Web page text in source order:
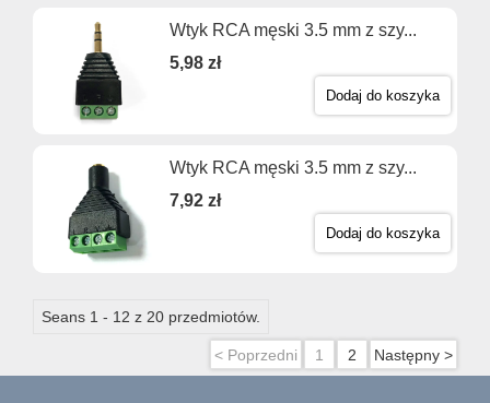
Wtyk RCA męski 3.5 mm z szy...
5,98 zł
Dodaj do koszyka
Wtyk RCA męski 3.5 mm z szy...
7,92 zł
Dodaj do koszyka
Seans 1 - 12 z 20 przedmiotów.
< Poprzedni 1 2 Następny >